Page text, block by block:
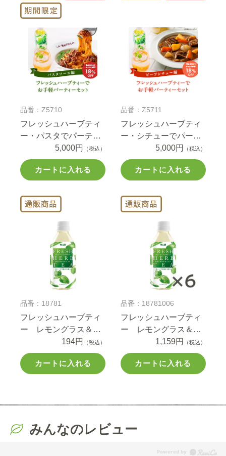
品番：Z5710
フレッシュハーブティ
ー・パスタでパーティ
5,000円 （税込）
カートに入れる
品番：Z5711
フレッシュハーブティ
ー・シチューでパーテ
ィーセット5,000円 （税込）
カートに入れる
品番：18781
フレッシュハーブティ
ー レモングラス＆ミ
194円 （税込）
カートに入れる
品番：18781006
フレッシュハーブティ
ー レモングラス＆ミ
ント 6本1,159円 （税込）
カートに入れる
みんなのレビュー